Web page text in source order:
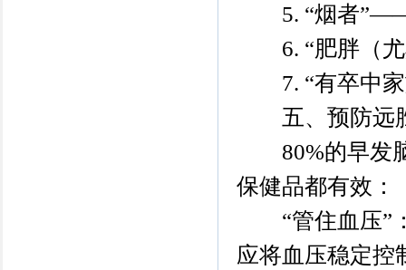
5. “烟者”——
6. “肥胖（尤
7. “有卒中家
五、预防远胜
80%的早发脑
保健品都有效：
“管住血压”：
应将血压稳定控